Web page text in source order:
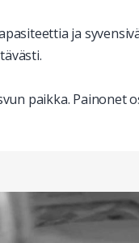
ja
paikka.